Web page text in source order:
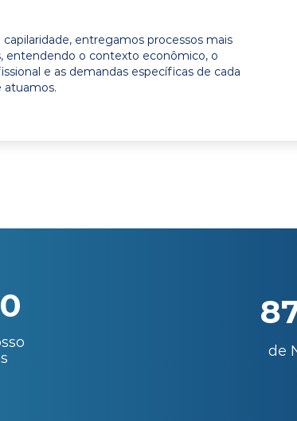
capilaridade, entregamos processos mais
entendendo o contexto econômico, o
e as demandas específicas de cada
atuamos.
de